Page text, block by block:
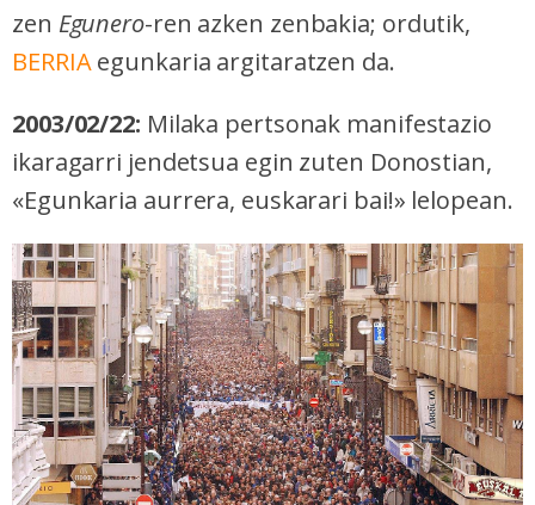
zen Egunero-ren azken zenbakia; ordutik,
BERRIAegunkaria argitaratzen da.
2003/02/22: Milaka pertsonak manifestazio
ikaragarri jendetsua egin zuten Donostian,
«Egunkaria aurrera, euskarari bai!» lelopean.